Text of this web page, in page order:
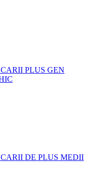
PLUS GEN
DE PLUS MEDII